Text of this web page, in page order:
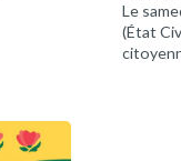
Le
(État